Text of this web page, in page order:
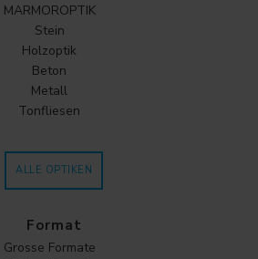
MARMOROPTIK
Stein
Holzoptik
Beton
Metall
Tonfliesen
ALLE OPTIKEN
Format
Grosse Formate